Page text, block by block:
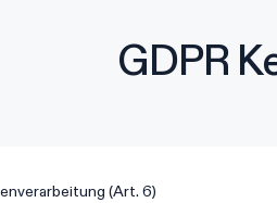
GDPR
(Art. 6)